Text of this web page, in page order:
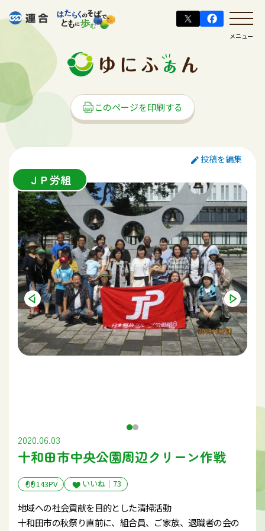
メニュー
このページを印刷する
投稿を編集
ＪＰ労組
2020.06.03
十和田市中央公園周辺クリーン作戦
143PV いいね｜ 73
地域への社会貢献を目的とした清掃活動
十和田市の秋祭り直前に、組合員、ご家族、退職者の会の